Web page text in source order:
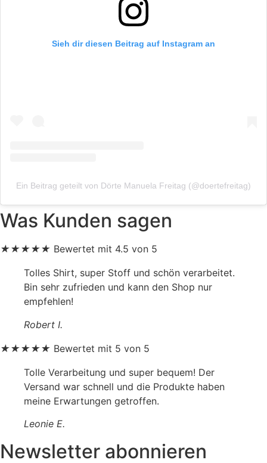
Sieh dir diesen Beitrag auf Instagram an
Ein Beitrag geteilt von Dörte Manuela Freitag (@doertefreitag)
Was Kunden sagen
★★★★★ Bewertet mit 4.5 von 5
Tolles Shirt, super Stoff und schön verarbeitet.
Bin sehr zufrieden und kann den Shop nur
empfehlen!
Robert I.
★★★★★ Bewertet mit 5 von 5
Tolle Verarbeitung und super bequem! Der
Versand war schnell und die Produkte haben
meine Erwartungen getroffen.
Leonie E.
Newsletter abonnieren